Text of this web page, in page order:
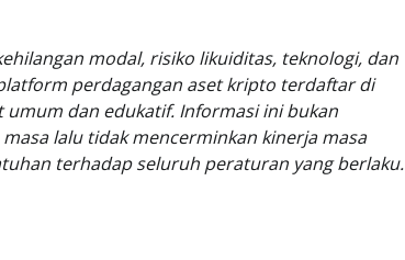
modal, risiko likuiditas, teknologi, dan
perdagangan aset kripto terdaftar di
dan edukatif. Informasi ini bukan
lalu tidak mencerminkan kinerja masa
terhadap seluruh peraturan yang berlaku.